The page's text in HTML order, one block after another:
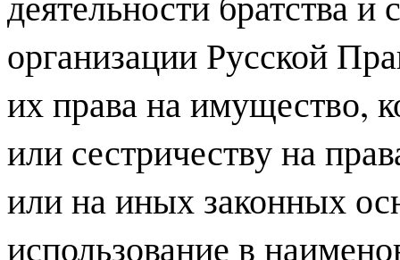
организации Русской
их права на имущество,
или сестричеству на
или на иных законных
использование в